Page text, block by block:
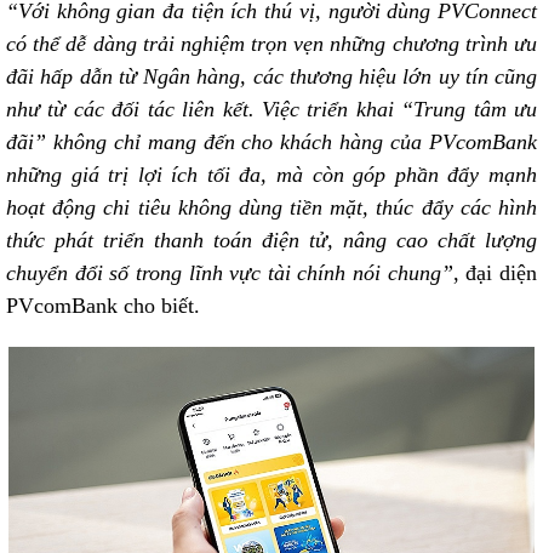
“Với không gian đa tiện ích thú vị, người dùng PVConnect
có thể dễ dàng trải nghiệm trọn vẹn những chương trình ưu
đãi hấp dẫn từ Ngân hàng, các thương hiệu lớn uy tín cũng
như từ các đối tác liên kết. Việc triển khai “Trung tâm ưu
đãi” không chỉ mang đến cho khách hàng của PVcomBank
những giá trị lợi ích tối đa, mà còn góp phần đẩy mạnh
hoạt động chi tiêu không dùng tiền mặt, thúc đẩy các hình
thức phát triển thanh toán điện tử, nâng cao chất lượng
chuyển đổi số trong lĩnh vực tài chính nói chung”, đại diện
PVcomBank cho biết.